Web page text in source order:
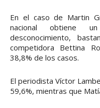
En el caso de Martin
nacional obtiene
desconocimiento,
competidora Bettina
38,8% de los casos.
El periodista Víctor
59,6%, mientras que